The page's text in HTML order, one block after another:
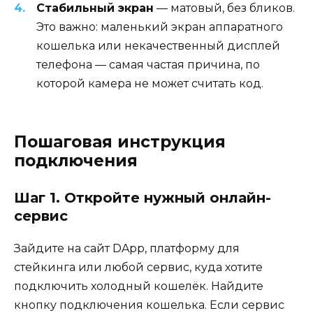
Стабильный экран — матовый, без бликов.
Это важно: маленький экран аппаратного
кошелька или некачественный дисплей
телефона — самая частая причина, по
которой камера не может считать код.
Пошаговая инструкция
подключения
Шаг 1. Откройте нужный онлайн-
сервис
Зайдите на сайт DApp, платформу для
стейкинга или любой сервис, куда хотите
подключить холодный кошелёк. Найдите
кнопку подключения кошелька. Если сервис